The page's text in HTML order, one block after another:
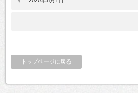
トップページに戻る